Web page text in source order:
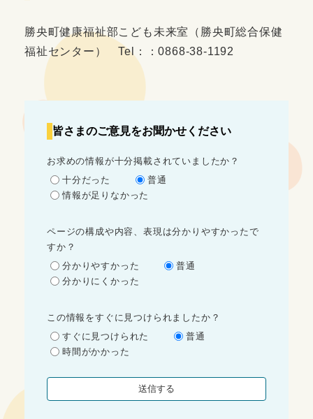
勝央町健康福祉部こども未来室（勝央町総合保健
福祉センター） Tel：：0868-38-1192
皆さまのご意見をお聞かせください
お求めの情報が十分掲載されていましたか？
十分だった
普通
情報が足りなかった
ページの構成や内容、表現は分かりやすかったで
すか？
分かりやすかった
普通
分かりにくかった
この情報をすぐに見つけられましたか？
すぐに見つけられた
普通
時間がかかった